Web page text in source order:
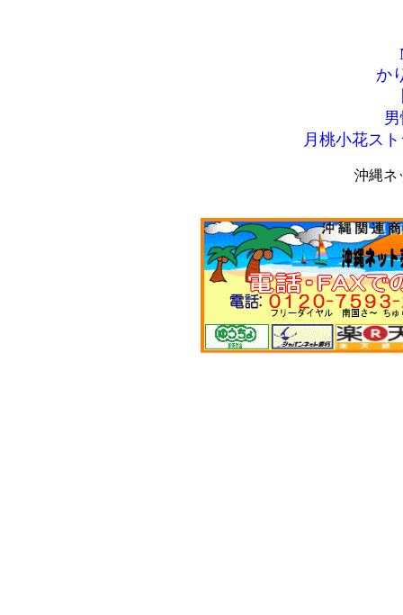
か
月桃小花ス
沖縄ネ